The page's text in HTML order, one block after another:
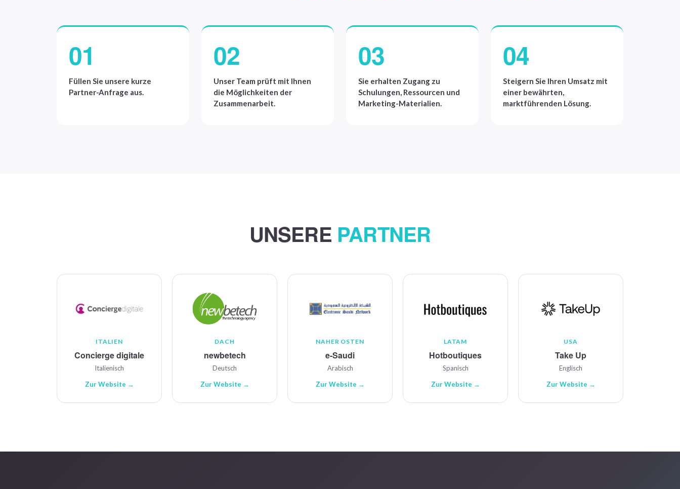
01
Füllen Sie unsere kurze
Partner-Anfrage aus.
02
Unser Team prüft mit Ihnen
die Möglichkeiten der
Zusammenarbeit.
03
Sie erhalten Zugang zu
Schulungen, Ressourcen und
Marketing-Materialien.
04
Steigern Sie Ihren Umsatz mit
einer bewährten,
marktführenden Lösung.
UNSERE PARTNER
ITALIEN
Concierge digitale
Italienisch
Zur Website →
DACH
newbetech
Deutsch
Zur Website →
NAHER OSTEN
e-Saudi
Arabisch
Zur Website →
LATAM
Hotboutiques
Spanisch
Zur Website →
USA
Take Up
Englisch
Zur Website →